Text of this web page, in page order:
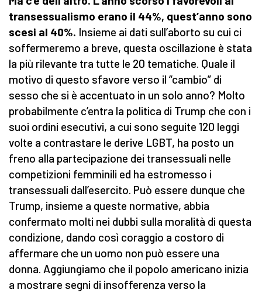
transessualismo erano il 44%, quest’anno sono
scesi al 40%. Insieme ai dati sull’aborto su cui ci
soffermeremo a breve, questa oscillazione è stata
la più rilevante tra tutte le 20 tematiche. Quale il
motivo di questo sfavore verso il “cambio” di
sesso che si è accentuato in un solo anno? Molto
probabilmente c’entra la politica di Trump che con i
suoi ordini esecutivi, a cui sono seguite 120 leggi
volte a contrastare le derive LGBT, ha posto un
freno alla partecipazione dei transessuali nelle
competizioni femminili ed ha estromesso i
transessuali dall’esercito. Può essere dunque che
Trump, insieme a queste normative, abbia
confermato molti nei dubbi sulla moralità di questa
condizione, dando così coraggio a costoro di
affermare che un uomo non può essere una
donna. Aggiungiamo che il popolo americano inizia
a mostrare segni di insofferenza verso la